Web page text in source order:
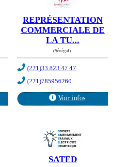
REPRÉSENTATION
COMMERCIALE DE
LA TU...
(Sénégal)
(221)33 823 47 47
(221)785956260
Voir infos
SATED